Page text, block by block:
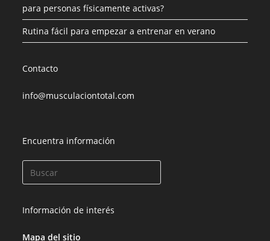
para personas físicamente activas?
Rutina fácil para empezar a entrenar en verano
Contacto
info@musculaciontotal.com
Encuentra información
Información de interés
Mapa del sitio